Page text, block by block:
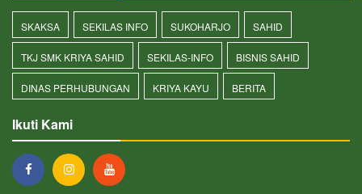
SKAKSA SEKILAS INFO SUKOHARJO SAHID
TKJ SMK KRIYA SAHID SEKILAS-INFO BISNIS SAHID
DINAS PERHUBUNGAN KRIYA KAYU BERITA
Ikuti Kami